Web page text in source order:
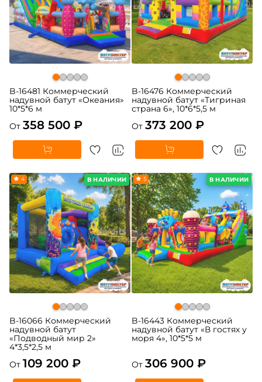
B-16481 Коммерческий
надувной батут «Океания»
10*5*6 м
От 358 500 ₽
B-16476 Коммерческий
надувной батут «Тигриная
страна 6», 10*6*5,5 м
От 373 200 ₽
В НАЛИЧИИ
4
B-16066 Коммерческий
надувной батут
«Подводный мир 2»
4*3,5*2,5 м
От 109 200 ₽
В НАЛИЧИИ
5
B-16443 Коммерческий
надувной батут «В гостях у
моря 4», 10*5*5 м
От 306 900 ₽